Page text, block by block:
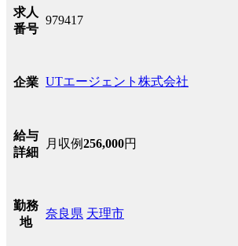
求人
番号
979417
企業 UTエージェント株式会社
給与
詳細
月収例256,000円
勤務
地
奈良県 天理市